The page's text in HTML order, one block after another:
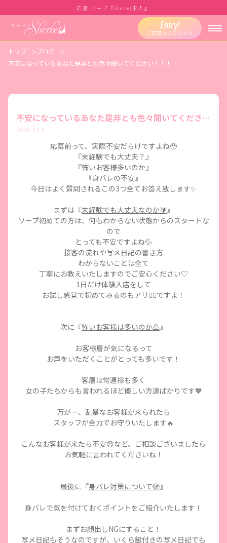
広島 ソープ『Sherbet求人』
Entry!
ご応募はこちらから
トップ
ブログ
不安になっているあなた是非とも色々聞いてください！！！
不安になっているあなた是非とも色々聞いてください！！！
2026.3.13
応募前って、実際不安だらけですよね🥹
『未経験でも大丈夫？』
『怖いお客様多いのか』
『身バレの不安』
今日はよく質問されるこの3つ全てお答え致します✨
まずは『未経験でも大丈夫なのか🔰』
ソープ初めての方は、何もわからない状態からのスタートな
ので
とっても不安ですよね💦
接客の流れや写メ日記の書き方
わからないことは全て
丁寧にお教えいたしますのでご安心ください♡
1日だけ体験入店をして
お試し感覚で初めてみるのもアリ🙆‍♀️ですよ！
次に『怖いお客様は多いのか⚠️』
お客様層が気になるって
お声をいただくことがとっても多いです！
客層は常連様も多く
女の子たちからも言われるほど優しい方達ばかりです💖
万が一、乱暴なお客様が来られたら
スタッフが全力でお守りいたします🔥
こんなお客様が来たら不安😞など、ご相談ございましたら
お気軽に言われてくださいね！
最後に『身バレ対策について🫣』
身バレで気を付けておくポイントをご紹介いたします！
まずお顔出しNGにすること！
写メ日記もそうなのですが、いくら鍵付きの写メ日記でも